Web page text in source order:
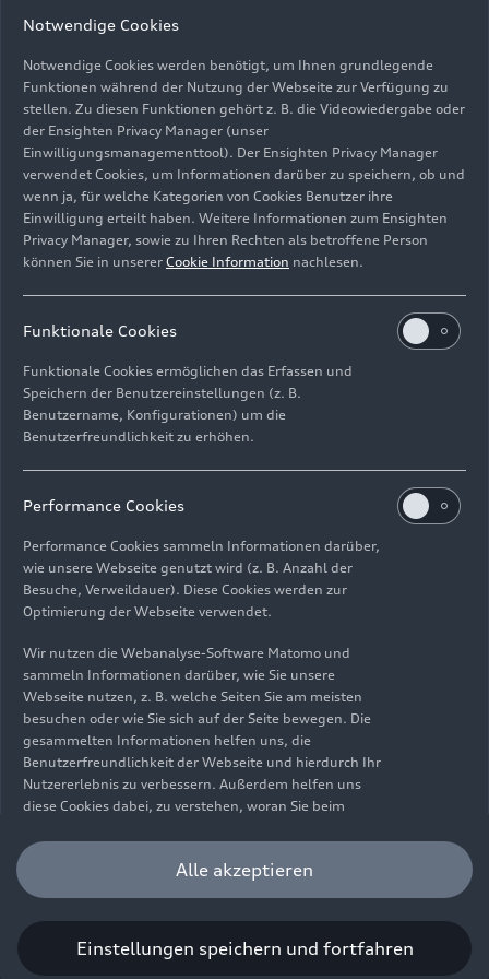
Flying Steps, LauschWerk und Georgisches
Kammerorchester Ingolstadt: Breakdancer bei der Oper
„The Fairy Queen“
Bild-Nr: A243329 · Copyright: AUDI AG
Rechte: Verwendung für Pressezwecke honorarfrei
ImpressumRechtliches
Hinweisgebersystem
Informationen zur BarrierefreiheitKontakt
© 2026 AUDI AG. Alle Rechte vorbehalten.
EN
Die Angaben zu Kraftstoffverbrauch, Stromverbrauch, CO₂-
Emissionen und elektrischer Reichweite wurden nach dem
gesetzlich vorgeschriebenen Messverfahren „Worldwide
Harmonized Light Vehicles Test Procedure“ (WLTP) gemäß
Verordnung (EG) 715/2007 ermittelt. Zusatzausstattungen und
Zubehör (Anbauteile, Reifenformat usw.) können relevante
Aerodynamik verändern und neben Witterungs- und
Verkehrsbedingungen sowie dem individuellen Fahrverhalten den
Sie unter www.audi.de/wltp.
Notwendige Cookies
Notwendige Cookies werden benötigt, um Ihnen grundlegende
Funktionen während der Nutzung der Webseite zur Verfügung zu
stellen. Zu diesen Funktionen gehört z. B. die Videowiedergabe oder
der Ensighten Privacy Manager (unser
Einwilligungsmanagementtool). Der Ensighten Privacy Manager
verwendet Cookies, um Informationen darüber zu speichern, ob und
wenn ja, für welche Kategorien von Cookies Benutzer ihre
Einwilligung erteilt haben. Weitere Informationen zum Ensighten
Privacy Manager, sowie zu Ihren Rechten als betroffene Person
können Sie in unserer Cookie Information nachlesen.
Funktionale Cookies
Funktionale Cookies ermöglichen das Erfassen und
Speichern der Benutzereinstellungen (z. B.
Benutzername, Konfigurationen) um die
Benutzerfreundlichkeit zu erhöhen.
Performance Cookies
Performance Cookies sammeln Informationen darüber,
wie unsere Webseite genutzt wird (z. B. Anzahl der
Besuche, Verweildauer). Diese Cookies werden zur
Optimierung der Webseite verwendet.
Wir nutzen die Webanalyse-Software Matomo und
sammeln Informationen darüber, wie Sie unsere
Webseite nutzen, z. B. welche Seiten Sie am meisten
besuchen oder wie Sie sich auf der Seite bewegen. Die
gesammelten Informationen helfen uns, die
Benutzerfreundlichkeit der Webseite und hierdurch Ihr
Nutzererlebnis zu verbessern. Außerdem helfen uns
diese Cookies dabei, zu verstehen, woran Sie beim
unser Angebot optimieren können. Bitte beachten Sie,
dass Sie Ihre Einwilligung bezüglich der Platzierung von
Performance Cookies jederzeit widerrufen können.
Einwilligung widerrufen können finden Sie in unserer
Cookie Information.
Alle akzeptieren
Einstellungen speichern und fortfahren